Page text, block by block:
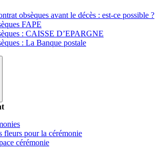
obsèques avant le décès : est-ce possible ?
FAPE
: CAISSE D’EPARGNE
: La Banque postale
fleurs pour la cérémonie
cérémonie